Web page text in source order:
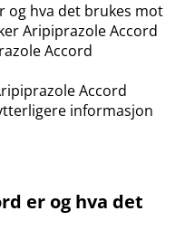
og hva det brukes mot
Aripiprazole Accord
Accord
Accord
informasjon
er og hva det